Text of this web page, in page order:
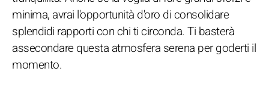
minima, avrai l'opportunità d'oro di consolidare
splendidi rapporti con chi ti circonda. Ti basterà
assecondare questa atmosfera serena per goderti il
momento.